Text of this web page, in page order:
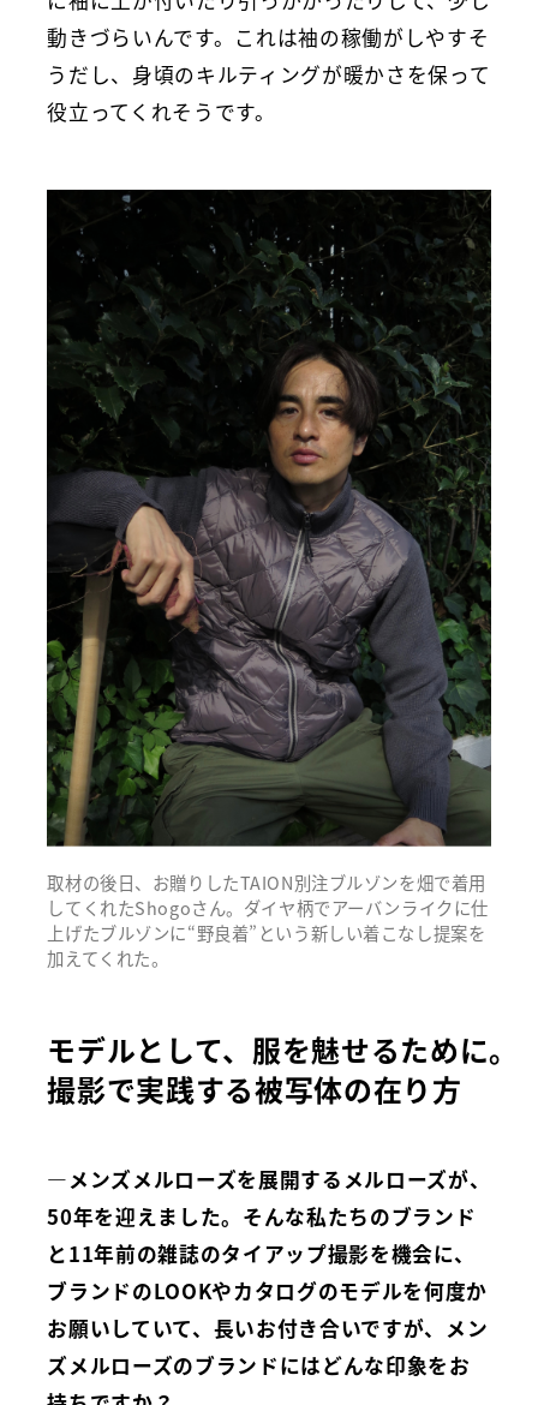
動きづらいんです。これは袖の稼働がしやすそ
うだし、身頃のキルティングが暖かさを保って
役立ってくれそうです。
取材の後日、お贈りしたTAION別注ブルゾンを畑で着用
してくれたShogoさん。ダイヤ柄でアーバンライクに仕
上げたブルゾンに“野良着”という新しい着こなし提案を
加えてくれた。
モデルとして、服を魅せるために。
撮影で実践する被写体の在り方
―メンズメルローズを展開するメルローズが、
50年を迎えました。そんな私たちのブランド
と11年前の雑誌のタイアップ撮影を機会に、
ブランドのLOOKやカタログのモデルを何度か
お願いしていて、長いお付き合いですが、メン
ズメルローズのブランドにはどんな印象をお